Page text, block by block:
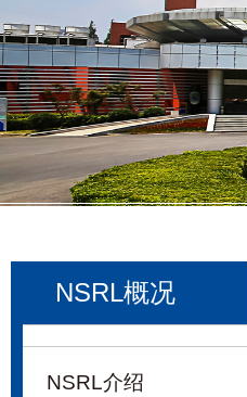
NSRL概况
NSRL介绍